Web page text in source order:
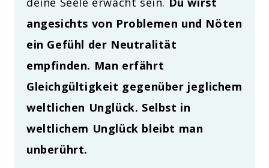
angesichts von Problemen und Nöten
ein Gefühl der Neutralität
empfinden. Man erfährt
Gleichgültigkeit gegenüber jeglichem
weltlichen Unglück. Selbst in
weltlichem Unglück bleibt man
unberührt.